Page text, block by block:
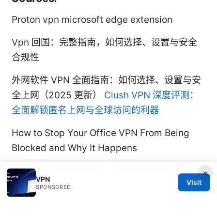
Proton vpn microsoft edge extension
Vpn 回国：完整指南，如何选择、设置与安全
合规性
外网软件 VPN 全面指南：如何选择、设置与安
全上网（2025 更新） Clush VPN 深度评测：
全面解锁匿名上网与全球访问的利器
How to Stop Your Office VPN From Being
Blocked and Why It Happens
Vpn网页版使用全指南：如何在浏览器中安全连
接、选择与优化
×
VPN
SPONSORED
Visit